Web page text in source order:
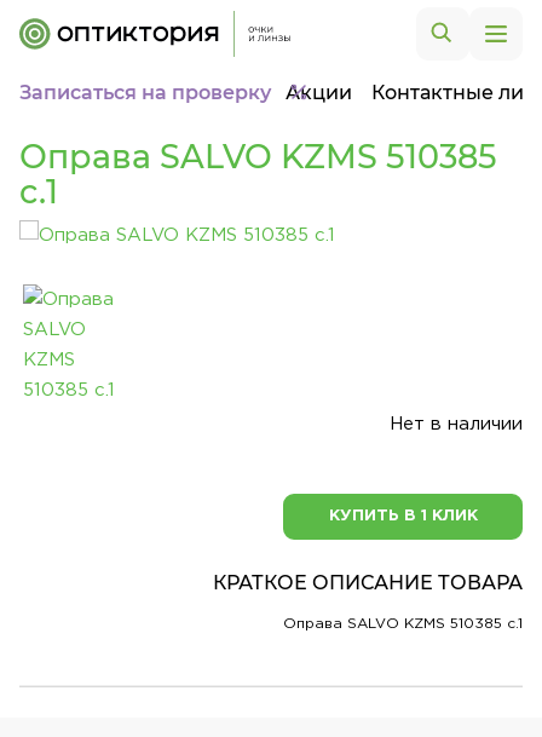
Записаться на проверку Акции Контактные
Оправа SALVO KZMS 510385
c.1
Нет в наличии
КУПИТЬ В 1 КЛИК
КРАТКОЕ ОПИСАНИЕ ТОВАРА
Оправа SALVO KZMS 510385 c.1